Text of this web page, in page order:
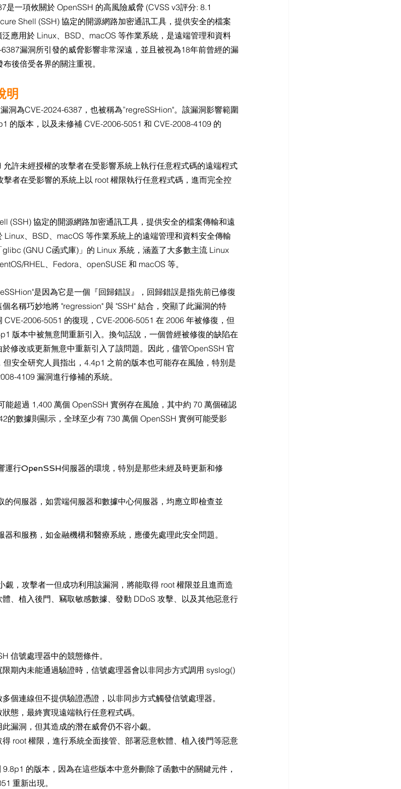
是一項攸關於 OpenSSH 的高風險威脅 (CVSS v3評分: 8.1
Shell (SSH) 協定的開源網路加密通訊工具，提供安全的檔案
應用於 Linux、BSD、macOS 等作業系統，是遠端管理和資料
漏洞所引發的威脅影響非常深遠，並且被視為18年前曾經的漏
後倍受各界的關注重視。
明
洞為CVE-2024-6387，也被稱為”regreSSHion"。該漏洞影響範圍
的版本，以及未修補 CVE-2006-5051 和 CVE-2008-4109 的
許未經授權的攻擊者在受影響系統上執行任意程式碼的遠端程式
者在受影響的系統上以 root 權限執行任意程式碼，進而完全控
(SSH) 協定的開源網路加密通訊工具，提供安全的檔案傳輸和遠
、BSD、macOS 等作業系統上的遠端管理和資料安全傳輸
(GNU C函式庫)」的 Linux 系統，涵蓋了大多數主流 Linux
RHEL、Fedora、openSUSE 和 macOS 等。
是因為它是一個『回歸錯誤』，回歸錯誤是指先前已修復
名稱巧妙地將 "regression" 與 "SSH" 結合，突顯了此漏洞的特
2006-5051 的復現，CVE-2006-5051 在 2006 年被修復，但
版本中被無意間重新引入。換句話說，一個曾經被修復的缺陷在
修改或更新無意中重新引入了該問題。因此，儘管OpenSSH 官
安全研究人員指出，4.4p1 之前的版本也可能存在風險，特別是
4109 漏洞進行修補的系統。
能超過 1,400 萬個 OpenSSH 實例存在風險，其中約 70 萬個確認
的數據則顯示，全球至少有 730 萬個 OpenSSH 實例可能受影
運行OpenSSH伺服器的環境，特別是那些未經及時更新和修
的伺服器，如雲端伺服器和數據中心伺服器，均應立即檢查並
器和服務，如金融機構和醫療系統，應優先處理此安全問題。
覷，攻擊者一但成功利用該漏洞，將能取得 root 權限並且進而造
、植入後門、竊取敏感數據、發動 DDoS 攻擊、以及其他惡意行
信號處理器中的競態條件。
期內未能通過驗證時，信號處理器會以非同步方式調用 syslog()
個連線但不提供驗證憑證，以非同步方式觸發信號處理器。
態，最終實現遠端執行任意程式碼。
漏洞，但其造成的潛在威脅仍不容小覷。
root 權限，進行系統全面接管、部署惡意軟體、植入後門等惡意
的版本，因為在這些版本中意外刪除了函數中的關鍵元件，
重新出現。